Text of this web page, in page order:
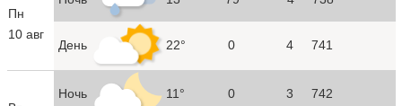
Пн
10 авг
День 22° 0 4 741
Ночь 11° 0 3 742